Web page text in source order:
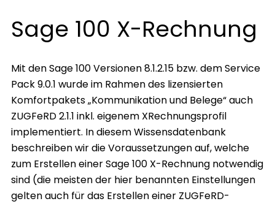
Sage 100 X-Rechnung
Mit den Sage 100 Versionen 8.1.2.15 bzw. dem Service
Pack 9.0.1 wurde im Rahmen des lizensierten
Komfortpakets „Kommunikation und Belege“ auch
ZUGFeRD 2.1.1 inkl. eigenem XRechnungsprofil
implementiert. In diesem Wissensdatenbank
beschreiben wir die Voraussetzungen auf, welche
zum Erstellen einer Sage 100 X-Rechnung notwendig
sind (die meisten der hier benannten Einstellungen
gelten auch für das Erstellen einer ZUGFeRD-